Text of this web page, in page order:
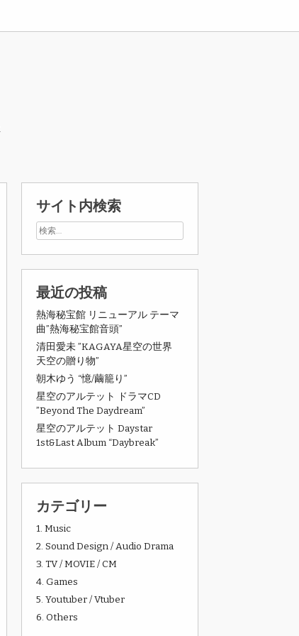
サイト内検索
最近の投稿
熱海秘宝館 リニューアル テーマ
曲”熱海秘宝館音頭”
清田愛未 ”KAGAYA星空の世界
天空の贈り物”
朝木ゆう “憶/繭籠り”
星空のアルテット ドラマCD
”Beyond The Daydream”
星空のアルテット Daystar
1st&Last Album “Daybreak”
カテゴリー
1. Music
2. Sound Design / Audio Drama
3. TV / MOVIE / CM
4. Games
5. Youtuber / Vtuber
6. Others